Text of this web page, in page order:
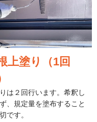
上塗り（1回
は２回行います。希釈し
、規定量を塗布すること
です。